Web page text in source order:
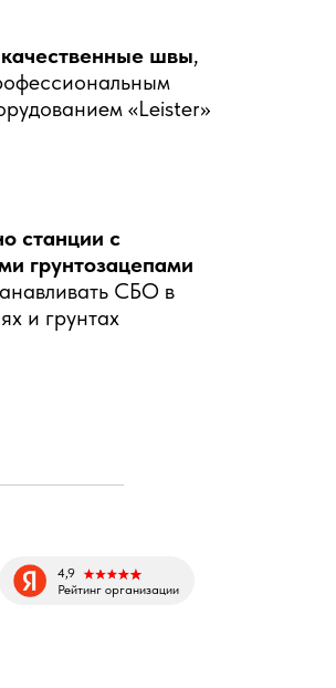
швы,
«Leister»
станции с
грунтозацепами
СБО в
и грунтах
Рейтинг организации
4,9